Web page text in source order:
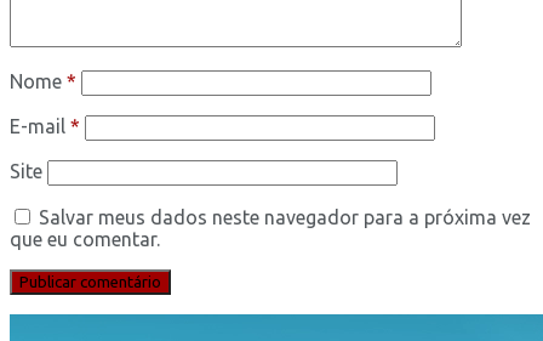
Nome *
E-mail *
Site
Salvar meus dados neste navegador para a próxima vez
que eu comentar.